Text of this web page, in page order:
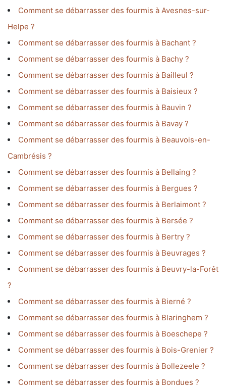
Comment se débarrasser des fourmis à Avesnes-sur-
Helpe ?
Comment se débarrasser des fourmis à Bachant ?
Comment se débarrasser des fourmis à Bachy ?
Comment se débarrasser des fourmis à Bailleul ?
Comment se débarrasser des fourmis à Baisieux ?
Comment se débarrasser des fourmis à Bauvin ?
Comment se débarrasser des fourmis à Bavay ?
Comment se débarrasser des fourmis à Beauvois-en-
Cambrésis ?
Comment se débarrasser des fourmis à Bellaing ?
Comment se débarrasser des fourmis à Bergues ?
Comment se débarrasser des fourmis à Berlaimont ?
Comment se débarrasser des fourmis à Bersée ?
Comment se débarrasser des fourmis à Bertry ?
Comment se débarrasser des fourmis à Beuvrages ?
Comment se débarrasser des fourmis à Beuvry-la-Forêt
?
Comment se débarrasser des fourmis à Bierné ?
Comment se débarrasser des fourmis à Blaringhem ?
Comment se débarrasser des fourmis à Boeschepe ?
Comment se débarrasser des fourmis à Bois-Grenier ?
Comment se débarrasser des fourmis à Bollezeele ?
Comment se débarrasser des fourmis à Bondues ?